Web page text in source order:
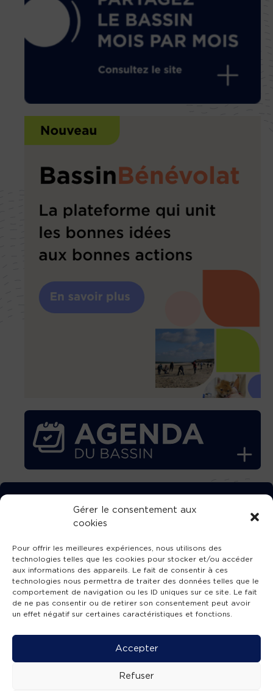
Gérer le consentement aux
cookies
Pour offrir les meilleures expériences, nous utilisons des
technologies telles que les cookies pour stocker et/ou accéder
aux informations des appareils. Le fait de consentir à ces
technologies nous permettra de traiter des données telles que le
comportement de navigation ou les ID uniques sur ce site. Le fait
de ne pas consentir ou de retirer son consentement peut avoir
un effet négatif sur certaines caractéristiques et fonctions.
Accepter
Refuser
TÉLÉCHARGEZ GRATUITEMENT
L’APPLICATION TVBA !
SUIVEZ-NOUS !
Mentions légales -Accessibilité